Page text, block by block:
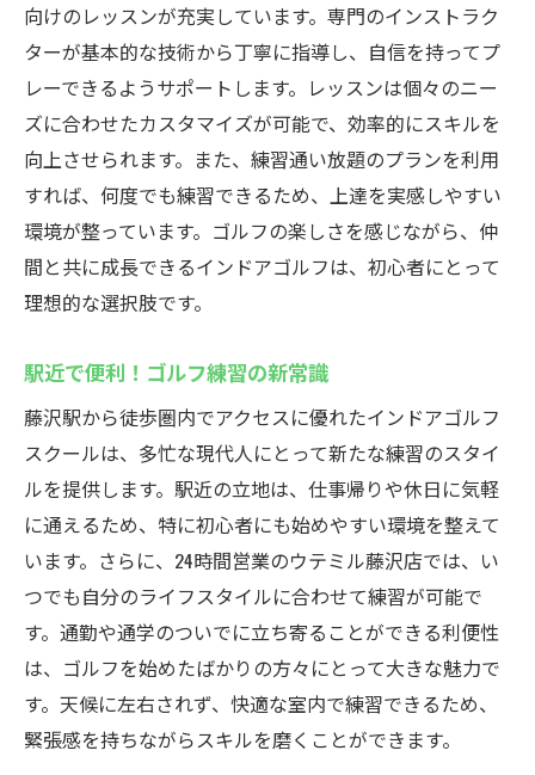
深夜でも安心！24時間のゴルフ練習場
藤沢駅で24時間利用可能なゴルフスクール
仕事帰りにも立ち寄れるゴルフスクール
24時間営業でゴルフライフをもっと楽しく
インドアゴルフの新しい常識を創る
いつでも練習！藤沢駅のゴルフ環境
無料クラブ貸出あり！藤沢駅のインドアゴルフ
ウテミル
無料貸出で手軽に始めるインドアゴルフ
道具不要！手ぶらで通えるゴルフスクール
藤沢駅でのインドアゴルフをもっと手軽に
クラブ貸出を活用した練習法
初心者に優しい！クラブレンタルの魅力
藤沢駅でインドアゴルフを始めるならここ
初めての方必見！インドアゴルフの始め方
藤沢駅で始めるインドアゴルフライフ
インドアゴルフの基本と始め方
藤沢駅で見つける新しい趣味
向けのレッスンが充実しています。専門のインストラク
ターが基本的な技術から丁寧に指導し、自信を持ってプ
レーできるようサポートします。レッスンは個々のニー
ズに合わせたカスタマイズが可能で、効率的にスキルを
向上させられます。また、練習通い放題のプランを利用
すれば、何度でも練習できるため、上達を実感しやすい
環境が整っています。ゴルフの楽しさを感じながら、仲
間と共に成長できるインドアゴルフは、初心者にとって
理想的な選択肢です。
駅近で便利！ゴルフ練習の新常識
藤沢駅から徒歩圏内でアクセスに優れたインドアゴルフ
スクールは、多忙な現代人にとって新たな練習のスタイ
ルを提供します。駅近の立地は、仕事帰りや休日に気軽
に通えるため、特に初心者にも始めやすい環境を整えて
います。さらに、24時間営業のウテミル藤沢店では、い
つでも自分のライフスタイルに合わせて練習が可能で
す。通勤や通学のついでに立ち寄ることができる利便性
は、ゴルフを始めたばかりの方々にとって大きな魅力で
す。天候に左右されず、快適な室内で練習できるため、
緊張感を持ちながらスキルを磨くことができます。